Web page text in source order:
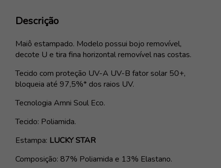
Descrição
Maiô estampado. Modelo possui bojo removível,
decote U e tira fina horizontal removível nas costas.
Tecido com proteção UV-A UV-B fator solar 50+,
bloqueia até 97,5%* dos raios UV.
Tecnologia Amni Soul Eco.
Tecido: Poliamida.
Estampa: LUCKY STAR
Composição: 87% Poliamida e 13% Elastano.